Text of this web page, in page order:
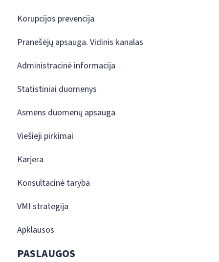
Korupcijos prevencija
Pranešėjų apsauga. Vidinis kanalas
Administracinė informacija
Statistiniai duomenys
Asmens duomenų apsauga
Viešieji pirkimai
Karjera
Konsultacinė taryba
VMI strategija
Apklausos
PASLAUGOS